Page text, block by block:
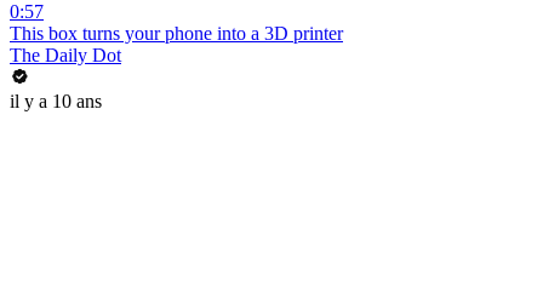
0:57
This box turns your phone into a 3D printer
The Daily Dot
il y a 10 ans